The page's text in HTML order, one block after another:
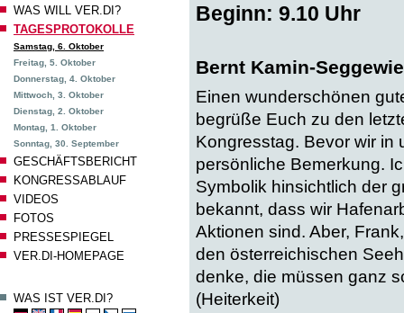
WAS WILL VER.DI?
TAGESPROTOKOLLE
Samstag, 6. Oktober
Freitag, 5. Oktober
Donnerstag, 4. Oktober
Mittwoch, 3. Oktober
Dienstag, 2. Oktober
Montag, 1. Oktober
Sonntag, 30. September
GESCHÄFTSBERICHT
KONGRESSABLAUF
VIDEOS
FOTOS
PRESSESPIEGEL
VER.DI-HOMEPAGE
WAS IST VER.DI?
Beginn: 9.10 Uhr
Bernt Kamin-
Einen wunderschönen
begrüße Euch zu den
Kongresstag. Bevor wir in
persönliche Bemerkung.
Symbolik hinsichtlich der
bekannt, dass wir
Aktionen sind. Aber,
den österreichischen
denke, die müssen ganz
(Heiterkeit)